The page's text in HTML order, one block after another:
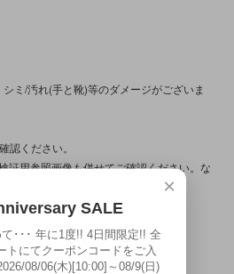
ミ/汚れ(手と靴)等のダメージがございま
認ください。
証用参照画像も併せてご確認ください。な
す。)
見え方が変わる為、
です。
の問題以前に、
×
SALE
･･･ 年に1度!! 4日間限定!! 全
トにてクーポンコードをご入
08/06(木)[10:00]～08/9(日)